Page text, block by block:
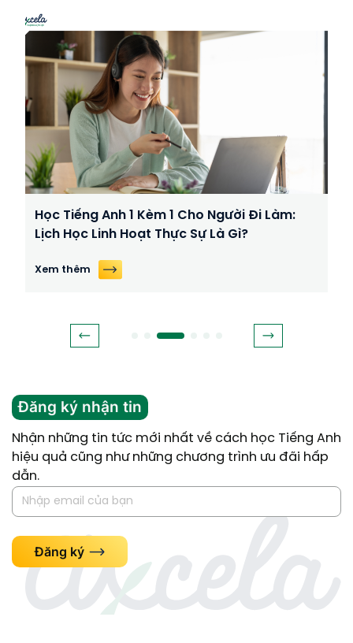
Học Tiếng Anh 1 Kèm 1 Cho Người Đi Làm:
Lịch Học Linh Hoạt Thực Sự Là Gì?
Xem thêm
Đăng ký nhận tin
Nhận những tin tức mới nhất về cách học Tiếng Anh
hiệu quả cũng như những chương trình ưu đãi hấp
dẫn.
Đăng ký